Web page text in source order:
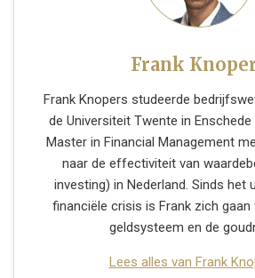
Frank
Frank Knopers studeerde
de Universiteit Twente in Enschede
Master in Financial Management
naar de effectiviteit van
investing) in Nederland. Sinds het
financiële crisis is Frank zich gaan
geldsysteem en de
Lees alles van Frank